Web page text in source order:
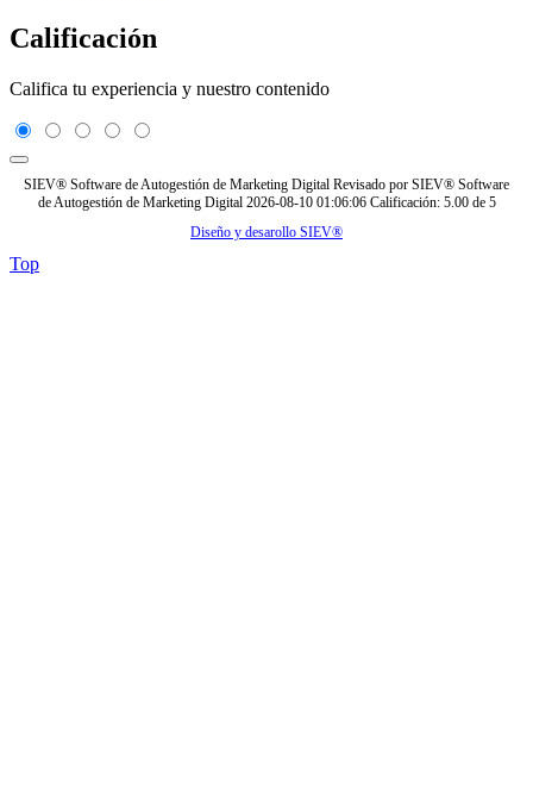
Calificación
Califica tu experiencia y nuestro contenido
SIEV® Software de Autogestión de Marketing Digital Revisado por SIEV® Software
de Autogestión de Marketing Digital 2026-08-10 01:06:06 Calificación: 5.00 de 5
Diseño y desarollo SIEV®
Top